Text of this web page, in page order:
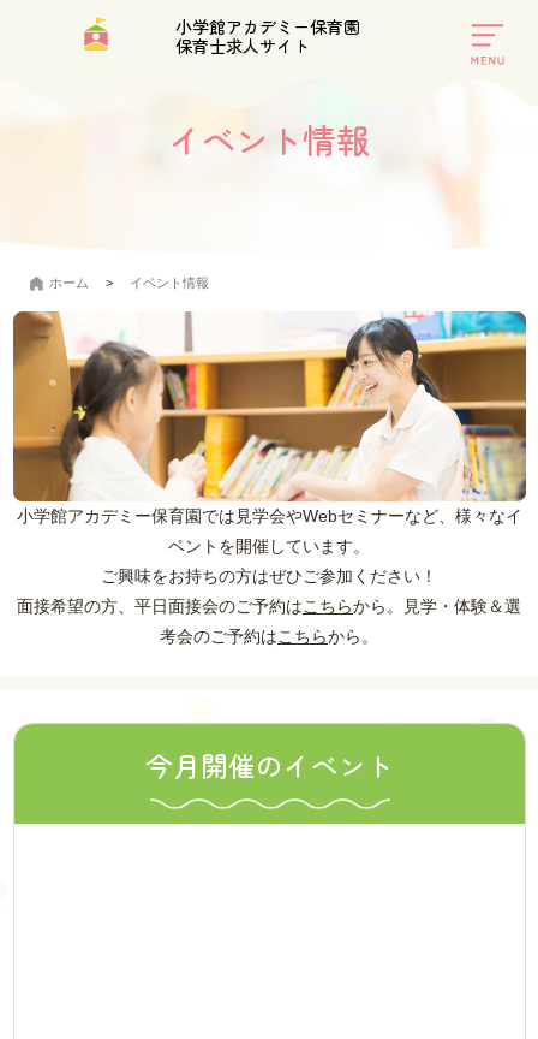
toggle
小学館アカデミー保育園
保育士求人サイト
イベント情報
ホーム イベント情報
小学館アカデミー保育園では見学会やWebセミナーなど、様々なイ
ベントを開催しています。
ご興味をお持ちの方はぜひご参加ください！
面接希望の方、平日面接会のご予約はこちらから。見学・体験＆選
考会のご予約はこちらから。
今月開催のイベント